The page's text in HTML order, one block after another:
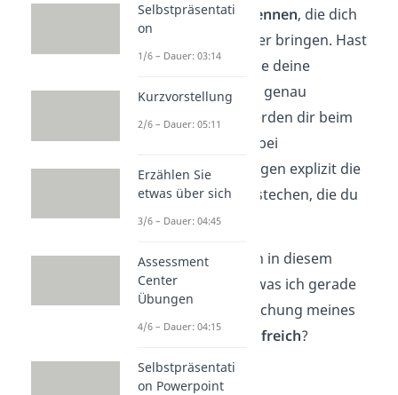
Chancenzu erkennen, die dich
deinem Ziel näher bringen. Hast
du beispielsweise deine
Traumwohnung genau
beschrieben, werden dir beim
Einkaufen oder bei
Wohnungsanzeigen explizit die
Dinge ins Auge stechen, die du
visualisiert hast.
Hinterfrage
dich in diesem
Schritt: Ist das, was ich gerade
tue, für die Erreichung meines
Traumlebens
hilfreich?
Selbstpräsentati
on
1/6 – Dauer: 03:14
Kurzvorstellung
2/6 – Dauer: 05:11
Erzählen Sie
etwas über sich
3/6 – Dauer: 04:45
Assessment
Center
Übungen
4/6 – Dauer: 04:15
Selbstpräsentati
on Powerpoint